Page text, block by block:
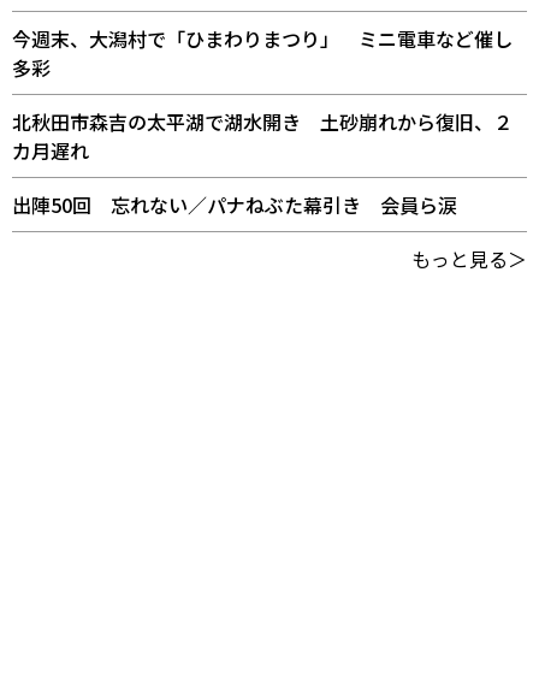
今週末、大潟村で「ひまわりまつり」 ミニ電車など催し
多彩
北秋田市森吉の太平湖で湖水開き 土砂崩れから復旧、２
カ月遅れ
出陣50回 忘れない／パナねぶた幕引き 会員ら涙
もっと見る＞